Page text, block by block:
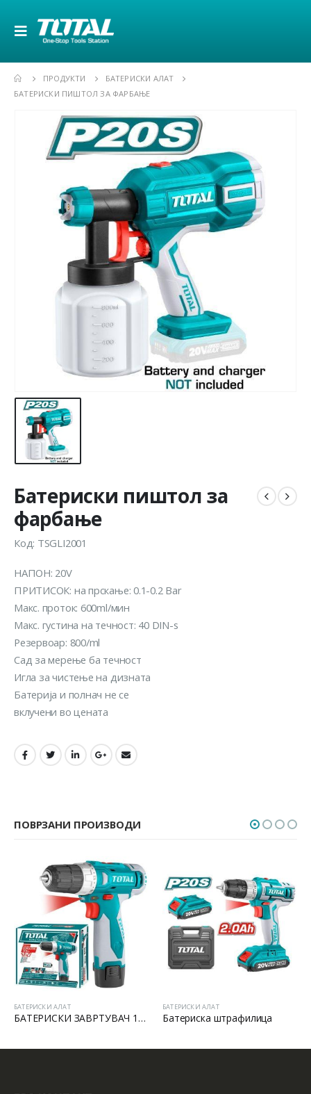
ПРОДУКТИ
БАТЕРИСКИ АЛАТ
БАТЕРИСКИ ПИШТОЛ ЗА ФАРБАЊЕ
Батериски пиштол за
фарбање
Код: TSGLI2001
НАПОН: 20V
ПРИТИСОК: на прскање: 0.1-0.2 Bar
Макс. проток: 600ml/мин
Макс. густина на течност: 40 DIN-s
Резервоар: 800/ml
Сад за мерење ба течност
Игла за чистење на дизната
Батерија и полнач не се
вклучени во цената
ПОВРЗАНИ ПРОИЗВОДИ
БАТЕРИСКИ АЛАТ
Батериска штрафилица
БАТЕРИСКИ АЛАТ